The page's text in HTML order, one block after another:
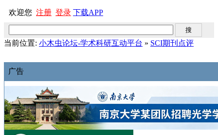
欢迎您 注册 登录 下载APP
当前位置: 小木虫论坛-学术科研互动平台 » SCI期刊点评
广告